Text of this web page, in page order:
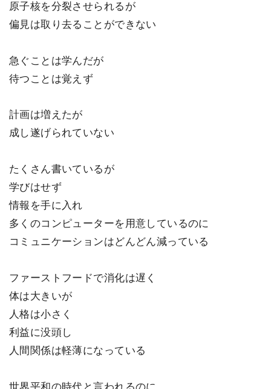
原子核を分裂させられるが
偏見は取り去ることができない
急ぐことは学んだが
待つことは覚えず
計画は増えたが
成し遂げられていない
たくさん書いているが
学びはせず
情報を手に入れ
多くのコンピューターを用意しているのに
コミュニケーションはどんどん減っている
ファーストフードで消化は遅く
体は大きいが
人格は小さく
利益に没頭し
人間関係は軽薄になっている
世界平和の時代と言われるのに